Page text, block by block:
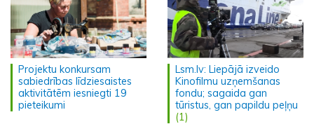
Projektu konkursam
sabiedrības līdziesaistes
aktivitātēm iesniegti 19
pieteikumi
Lsm.lv: Liepājā izveido
Kinofilmu uzņemšanas
fondu; sagaida gan
tūristus, gan papildu peļņu
(1)